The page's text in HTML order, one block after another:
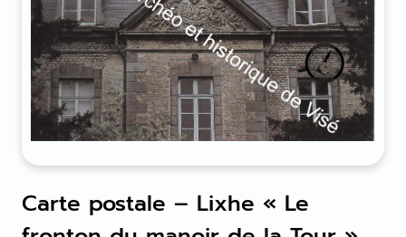
Carte postale – Lixhe « Le